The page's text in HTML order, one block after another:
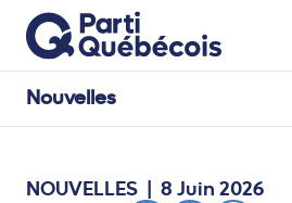
Nouvelles
NOUVELLES | 8 Juin 2026